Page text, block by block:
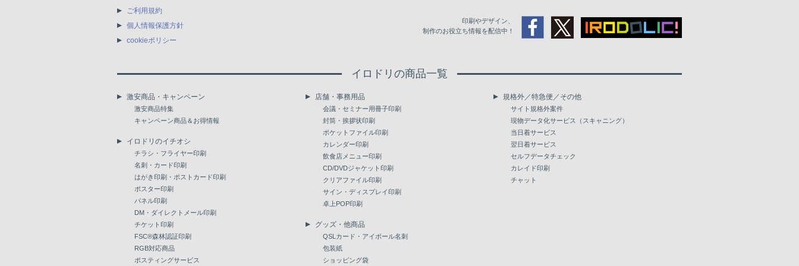
ご利用規約
個人情報保護方針
cookieポリシー
印刷やデザイン、
制作のお役立ち情報を配信中！
イロドリの商品一覧
激安商品・キャンペーン
激安商品特集
キャンペーン商品＆お得情報
イロドリのイチオシ
チラシ・フライヤー印刷
名刺・カード印刷
はがき印刷・ポストカード印刷
ポスター印刷
パネル印刷
DM・ダイレクトメール印刷
チケット印刷
FSC®森林認証印刷
RGB対応商品
ポスティングサービス
店舗・事務用品
会議・セミナー用冊子印刷
封筒・挨拶状印刷
ポケットファイル印刷
カレンダー印刷
飲食店メニュー印刷
CD/DVDジャケット印刷
クリアファイル印刷
サイン・ディスプレイ印刷
卓上POP印刷
グッズ・他商品
QSLカード・アイボール名刺
包装紙
ショッピング袋
規格外／特急便／その他
サイト規格外案件
現物データ化サービス（スキャニング）
当日着サービス
翌日着サービス
セルフデータチェック
カレイド印刷
チャット